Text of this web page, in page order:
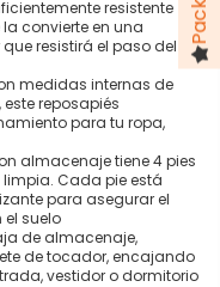
resistente
convierte en una
resistirá el paso del
medidas internas de
reposapiés
para tu ropa,
almacenaje tiene 4 pies
Cada pie está
para asegurar el
el suelo
de almacenaje,
de tocador, encajando
vestidor o dormitorio